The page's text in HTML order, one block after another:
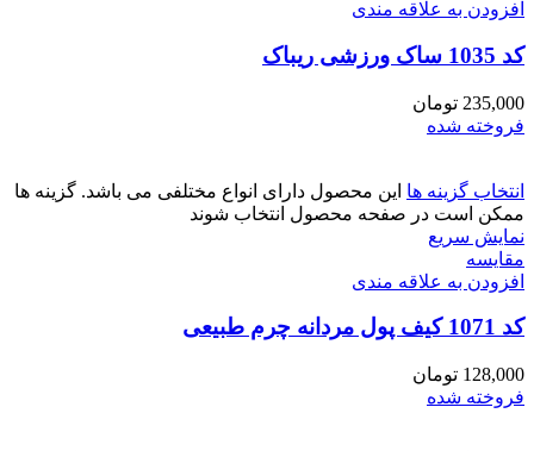
افزودن به علاقه مندی
کد 1035 ساک ورزشی ریباک
235,000 تومان
فروخته شده
انتخاب گزینه ها این محصول دارای انواع مختلفی می باشد. گزینه ها
ممکن است در صفحه محصول انتخاب شوند
نمایش سریع
مقايسه
افزودن به علاقه مندی
کد 1071 کیف پول مردانه چرم طبیعی
128,000 تومان
فروخته شده